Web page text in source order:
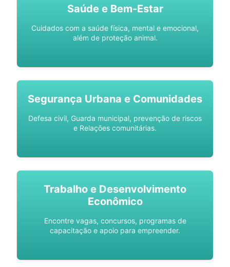
Saúde e Bem-Estar
Cuidados com a saúde física, mental e emocional,
além de proteção animal.
Segurança Urbana e Comunidades
Defesa civil, Guarda municipal, prevenção de riscos
e Relações comunitárias.
Trabalho e Desenvolvimento
Econômico
Encontre vagas, concursos, programas de
capacitação e apoio para empreender.